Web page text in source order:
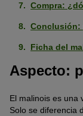
Compra:
Conclusión:
Ficha del
Aspecto:
El malinois es una
Solo se diferencia